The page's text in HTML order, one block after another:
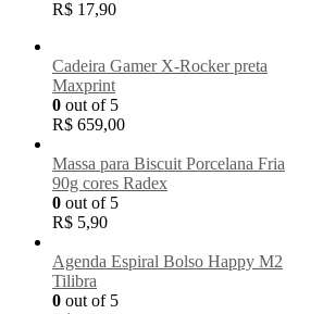
R$ 17,90
Cadeira Gamer X-Rocker preta
Maxprint
0 out of 5
R$ 659,00
Massa para Biscuit Porcelana Fria
90g cores Radex
0 out of 5
R$ 5,90
Agenda Espiral Bolso Happy M2
Tilibra
0 out of 5